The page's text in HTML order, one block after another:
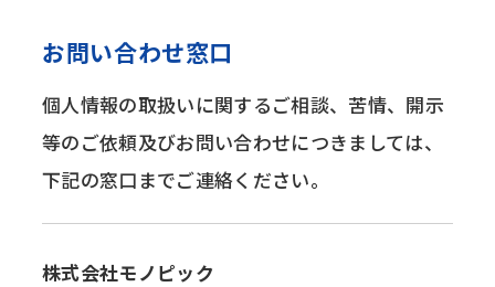
お問い合わせ窓口
個人情報の取扱いに関するご相談、苦情、開示
等のご依頼及びお問い合わせにつきましては、
下記の窓口までご連絡ください。
株式会社モノピック